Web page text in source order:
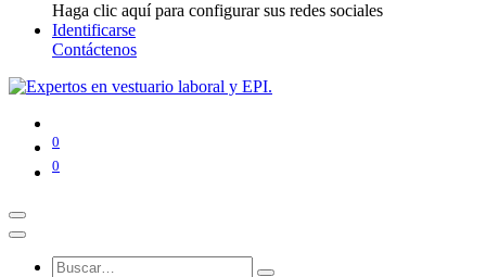
Haga clic aquí para configurar sus redes sociales
Identificarse
Contáctenos
0
0